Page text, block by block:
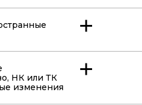
НК или ТК
изменения